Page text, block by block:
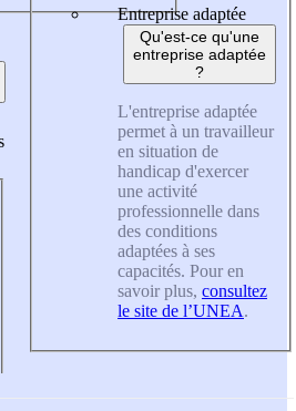
Entreprise adaptée
Qu'est-ce qu'une
entreprise adaptée
?
L'entreprise adaptée
permet à un travailleur
en situation de
handicap d'exercer
une activité
professionnelle dans
des conditions
adaptées à ses
capacités. Pour en
savoir plus, consultez
le site de l’UNEA.